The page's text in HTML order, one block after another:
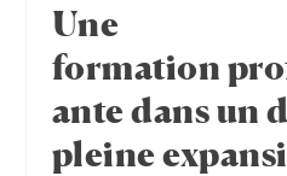
Une
formation
ante dans un
pleine